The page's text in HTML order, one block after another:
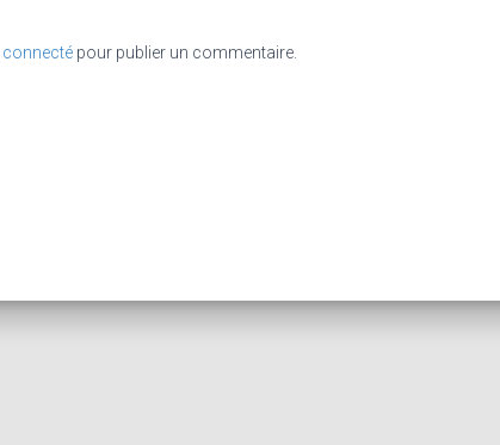
connecté pour publier un commentaire.